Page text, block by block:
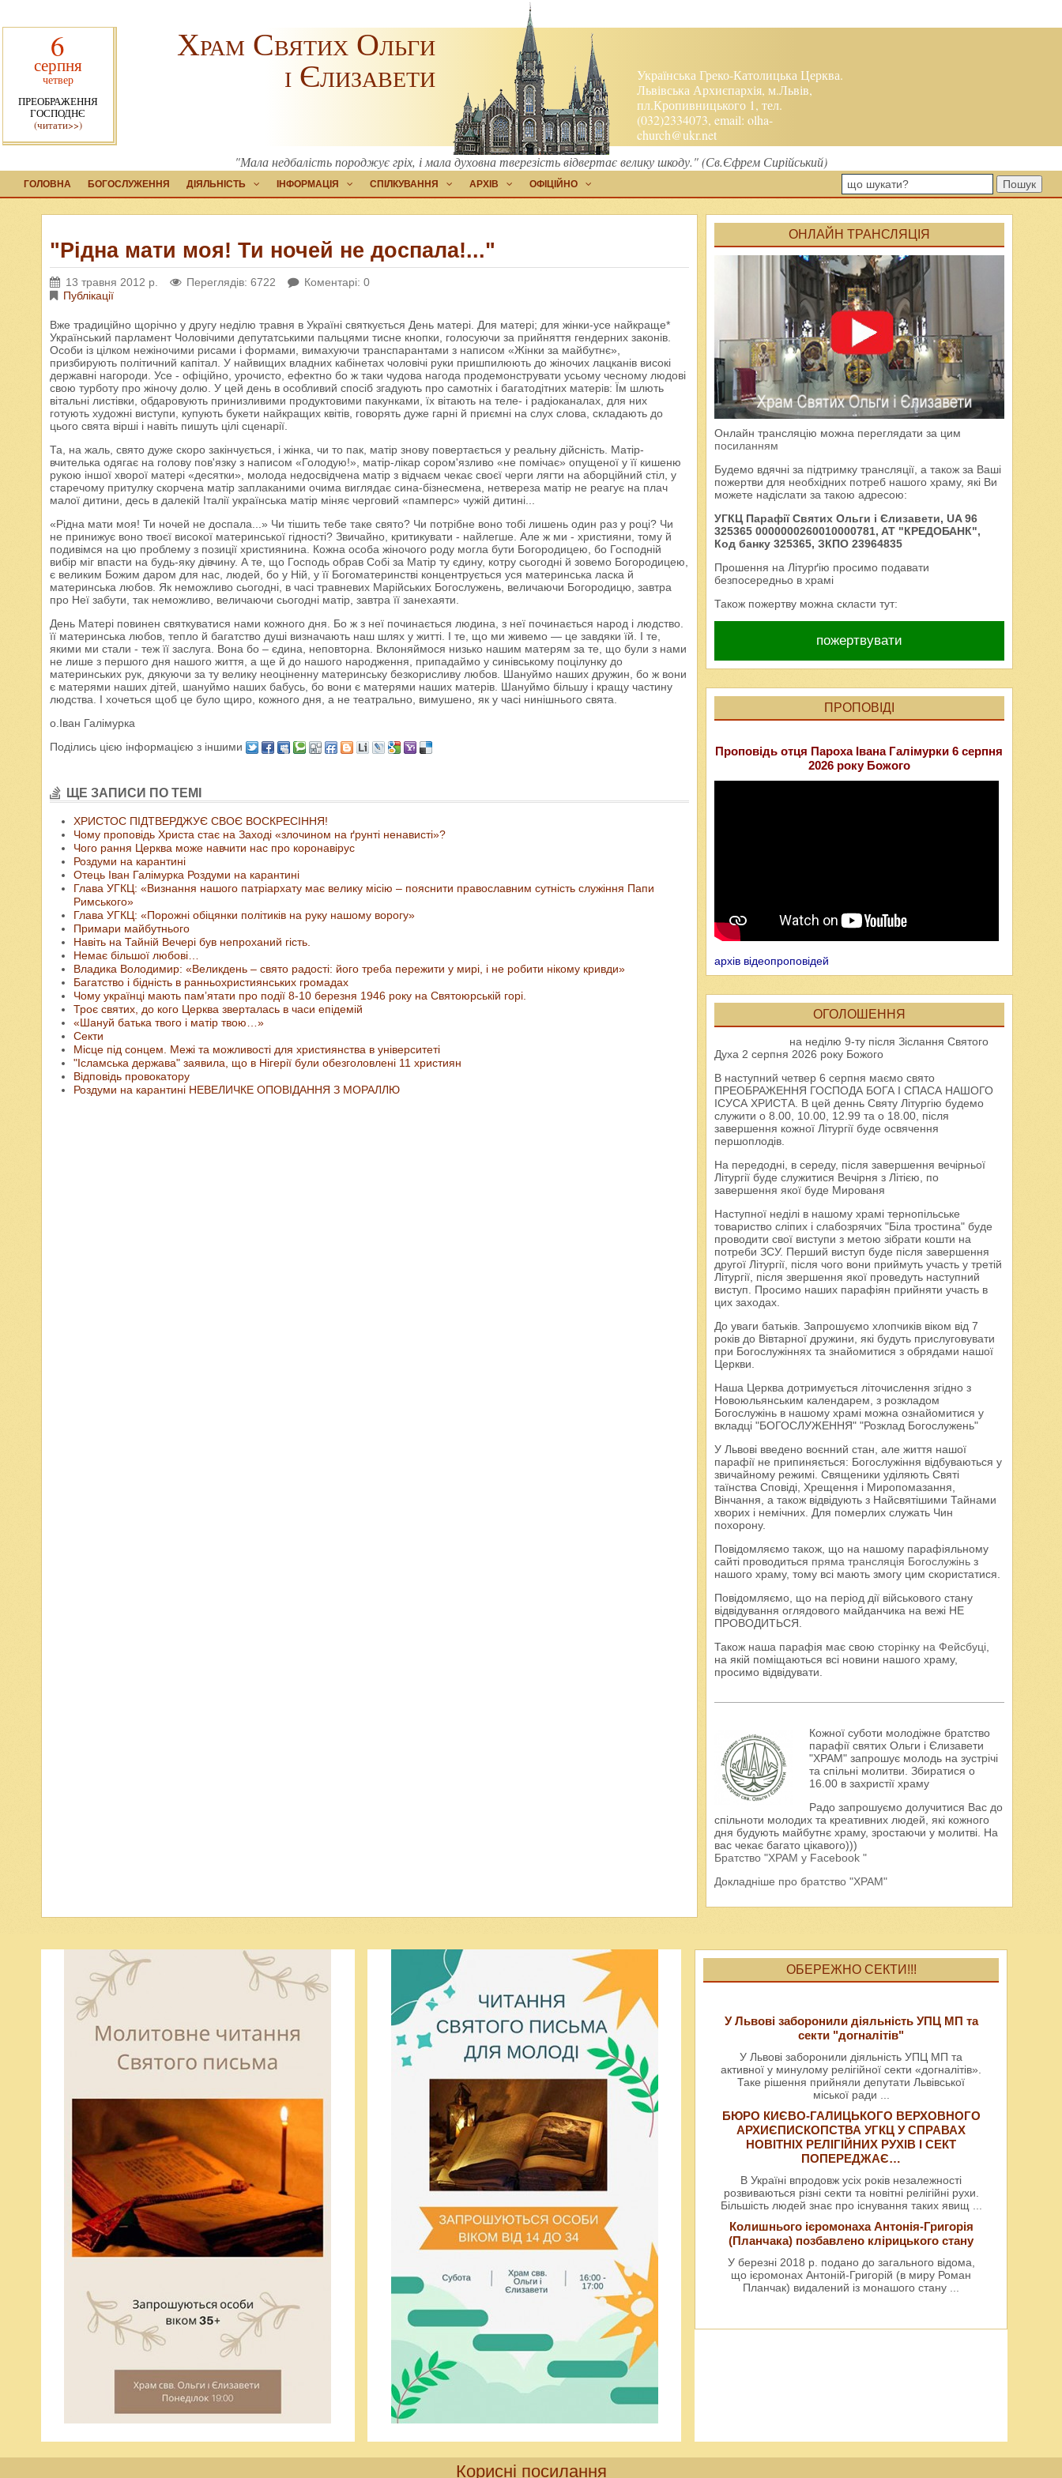
6
серпня
четвер
ПРЕОБРАЖЕННЯ
ГОСПОДНЄ
(читати>>)
Українська Греко-Католицька Церква.
Львівська Архиєпархія, м.Львів,
пл.Кропивницького 1, тел.
(032)2334073, email:olha-
church@ukr.net
Храм Святих Ольги
і Єлизавети
"Мала недбалість породжує гріх, і мала духовна тверезість відвертає велику шкоду." (Св.Єфрем Сирійський)
ГОЛОВНА БОГОСЛУЖЕННЯ ДІЯЛЬНІСТЬ ІНФОРМАЦІЯ СПІЛКУВАННЯ АРХІВ ОФІЦІЙНО Пошук
"Рідна мати моя! Ти ночей не доспала!..."
13 травня 2012 р. Переглядів: 6722
Коментарі: 0
Публікації
Вже традиційно щорічно у другу неділю травня в Україні святкується День матері. Для матері; для жінки-усе найкраще*
Український парламент Чоловічими депутатськими пальцями тисне кнопки, голосуючи за прийняття гендерних законів.
Особи із цілком нежіночими рисами і формами, вимахуючи транспарантами з написом «Жінки за майбутнє»,
призбирують політичний капітал. У найвищих владних кабінетах чоловічі руки пришпилюють до жіночих лацканів високі
державні нагороди. Усе - офіційно, урочисто, ефектно бо ж таки чудова нагода продемонструвати усьому чесному людові
свою турботу про жіночу долю. У цей день в особливий спосіб згадують про самотніх і багатодітних матерів: Їм шлють
вітальні листівки, обдаровують принизливими продуктовими пакунками, їх вітають на теле- і радіоканалах, для них
готують художні виступи, купують букети найкращих квітів, говорять дуже гарні й приємні на слух слова, складають до
цього свята вірші і навіть пишуть цілі сценарії.
Та, на жаль, свято дуже скоро закінчується, і жінка, чи то пак, матір знову повертається у реальну дійсність. Матір-
вчителька одягає на голову пов'язку з написом «Голодую!», матір-лікар сором'язливо «не помічає» опущеної у її кишеню
рукою іншої хворої матері «десятки», молода недосвідчена матір з відчаєм чекає своєї черги лягти на аборційний стіл, у
старечому притулку скорчена матір заплаканими очима виглядає сина-бізнесмена, нетвереза матір не реагує на плач
малої дитини, десь в далекій Італії українська матір міняє черговий «памперс» чужій дитині...
«Рідна мати моя! Ти ночей не доспала...» Чи тішить тебе таке свято? Чи потрібне воно тобі лишень один раз у році? Чи
не принижує воно твоєї високої материнської гідності? Звичайно, критикувати - найлегше. Але ж ми - християни, тому й
подивімся на цю проблему з позиції християнина. Кожна особа жіночого роду могла бути Богородицею, бо Господній
вибір міг впасти на будь-яку дівчину. А те, що Господь обрав Собі за Матір ту єдину, котру сьогодні й зовемо Богородицею,
є великим Божим даром для нас, людей, бо у Ній, у її Богоматеринстві концентрується уся материнська ласка й
материнська любов. Як неможливо сьогодні, в часі травневих Марійських Богослужень, величаючи Богородицю, завтра
про Неї забути, так неможливо, величаючи сьогодні матір, завтра її занехаяти.
День Матері повинен святкуватися нами кожного дня. Бо ж з неї починається людина, з неї починається народ і людство.
її материнська любов, тепло й багатство душі визначають наш шлях у житті. І те, що ми живемо — це завдяки їй. І те,
якими ми стали - теж її заслуга. Вона бо – єдина, неповторна. Вклоняймося низько нашим матерям за те, що були з нами
не лише з першого дня нашого життя, а ще й до нашого народження, припадаймо у синівському поцілунку до
материнських рук, дякуючи за ту велику неоціненну материнську безкорисливу любов. Шануймо наших дружин, бо ж вони
є матерями наших дітей, шануймо наших бабусь, бо вони є матерями наших матерів. Шануймо більшу і кращу частину
людства. І хочеться щоб це було щиро, кожного дня, а не театрально, вимушено, як у часі нинішнього свята.
о.Іван Галімурка
Поділись цією інформацією з іншими
ЩЕ ЗАПИСИ ПО ТЕМІ
ХРИСТОС ПІДТВЕРДЖУЄ СВОЄ ВОСКРЕСІННЯ!
Чому проповідь Христа стає на Заході «злочином на ґрунті ненависті»?
Чого рання Церква може навчити нас про коронавірус
Роздуми на карантині
Отець Іван Галімурка Роздуми на карантині
Глава УГКЦ: «Визнання нашого патріархату має велику місію – пояснити православним сутність служіння Папи
Римського»
Глава УГКЦ: «Порожні обіцянки політиків на руку нашому ворогу»
Примари майбутнього
Навіть на Тайній Вечері був непроханий гість.
Немає більшої любові…
Владика Володимир: «Великдень – свято радості: його треба пережити у мирі, і не робити нікому кривди»
Багатство і бідність в ранньохристиянських громадах
Чому українці мають памʼятати про події 8-10 березня 1946 року на Святоюрській горі.
Троє святих, до кого Церква зверталась в часи епідемій
«Шануй батька твого і матір твою…»
Cекти
Місце під сонцем. Межі та можливості для християнства в університеті
"Ісламська держава" заявила, що в Нігерії були обезголовлені 11 християн
Відповідь провокатору
Роздуми на карантині НЕВЕЛИЧКЕ ОПОВІДАННЯ З МОРАЛЛЮ
ОНЛАЙН ТРАНСЛЯЦІЯ
Онлайн трансляцію можна переглядати за цим
посиланням
Будемо вдячні за підтримку трансляції, а також за Ваші
пожертви для необхідних потреб нашого храму, які Ви
можете надіслати за такою адресою:
УГКЦ Парафії Святих Ольги і Єлизавети, UA 96
325365 0000000260010000781, AT "КРЕДОБАНК",
Код банку 325365, ЗКПО 23964835
Прошення на Літурґію просимо подавати
безпосередньо в храмі
Також пожертву можна скласти тут:
пожертвувати
ПРОПОВІДІ
Проповідь отця Пароха Івана Галімурки 6 серпня
2026 року Божого
архів відеопроповідей
ОГОЛОШЕННЯ
на неділю 9-ту після Зіслання Святого
Духа 2 серпня 2026 року Божого
В наступний четвер 6 серпня маємо свято
ПРЕОБРАЖЕННЯ ГОСПОДА БОГА І СПАСА НАШОГО
ІСУСА ХРИСТА. В цей деннь Святу Літургію будемо
служити о 8.00, 10.00, 12.99 та о 18.00, після
завершення кожної Літургії буде освячення
першоплодів.
На передодні, в середу, після завершення вечірньої
Літургії буде служитися Вечірня з Літією, по
завершення якої буде Мированя
Наступної неділі в нашому храмі тернопільське
товариство сліпих і слабозрячих "Біла тростина" буде
проводити свої виступи з метою зібрати кошти на
потреби ЗСУ. Перший виступ буде після завершення
другої Літургії, після чого вони приймуть участь у третій
Літургії, після звершення якої проведуть наступний
виступ. Просимо наших парафіян прийняти участь в
цих заходах.
До уваги батьків. Запрошуємо хлопчиків віком від 7
років до Вівтарної дружини, які будуть прислуговувати
при Богослужіннях та знайомитися з обрядами нашої
Церкви.
Наша Церква дотримується літочислення згідно з
Новоюльянським календарем, з розкладом
Богослужінь в нашому храмі можна ознайомитися у
вкладці "БОГОСЛУЖЕННЯ" "Розклад Богослужень"
У Львові введено воєнний стан, але життя нашої
парафії не припиняється: Богослужіння відбуваються у
звичайному режимі. Священики уділяють Святі
таїнства Сповіді, Хрещення і Миропомазання,
Вінчання, а також відвідують з Найсвятішими Тайнами
хворих і немічних. Для померлих служать Чин
похорону.
Повідомляємо також, що на нашому парафіяльному
сайті проводиться пряма трансляція Богослужіньз
нашого храму, тому всі мають змогу цим скористатися.
Повідомляємо, що на період дії військового стану
відвідування оглядового майданчика на вежі НЕ
ПРОВОДИТЬСЯ.
Також наша парафія має свою сторінку на Фейсбуці,
на якій поміщаються всі новини нашого храму,
просимо відвідувати.
Кожної суботи молодіжне братство
парафії святих Ольги і Єлизавети
"ХРАМ" запрошує молодь на зустрічі
та спільні молитви. Збиратися о
16.00 в захристії храму
Радо запрошуємо долучитися Вас до
спільноти молодих та креативних людей, які кожного
дня будують майбутнє храму, зростаючи у молитві. На
вас чекає багато цікавого)))
Братство "ХРАМ у Facebook "
Докладніше про братство "ХРАМ"
ОБЕРЕЖНО СЕКТИ!!!
У Львові заборонили діяльність УПЦ МП та
секти "догналітів"
У Львові заборонили діяльність УПЦ МП та
активної у минулому релігійної секти «догналітів».
Таке рішення прийняли депутати Львівської
міської ради
БЮРО КИЄВО-ГАЛИЦЬКОГО ВЕРХОВНОГО
АРХИЄПИСКОПСТВА УГКЦ У СПРАВАХ
НОВІТНІХ РЕЛІГІЙНИХ РУХІВ І СЕКТ
ПОПЕРЕДЖАЄ…
В Україні впродовж усіх років незалежності
розвиваються різні секти та новітні релігійні рухи.
Більшість людей знає про існування таких явищ
Колишнього ієромонаха Антонія-Григорія
(Планчака) позбавлено клірицького стану
У березні 2018 р. подано до загального відома,
що ієромонах Антоній-Григорій (в миру Роман
Планчак) видалений із монашого стану
Корисні посилання